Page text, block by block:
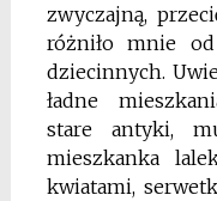
zwyczajną,
różniło mnie
dziecinnych.
ładne
stare antyki,
mieszkanka
kwiatami,